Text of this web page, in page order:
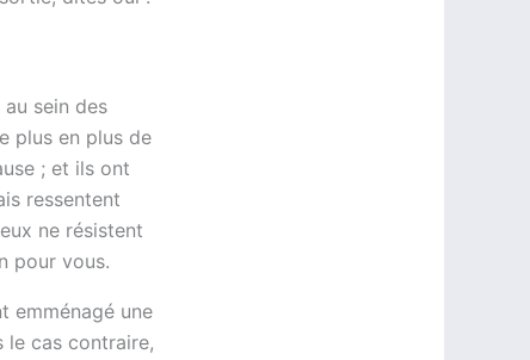
sein des
plus en plus de
; et ils ont
ressentent
eux ne résistent
pour vous.
emménagé une
le cas contraire,